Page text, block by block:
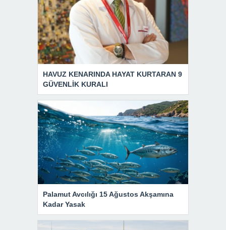
HAVUZ KENARINDA HAYAT KURTARAN 9
GÜVENLİK KURALI
Palamut Avcılığı 15 Ağustos Akşamına
Kadar Yasak